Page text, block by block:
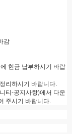
감
현금 납부하시기 바랍
리하시기 바랍니다.
티 -공지사항)에서 다운
주시기 바랍니다.